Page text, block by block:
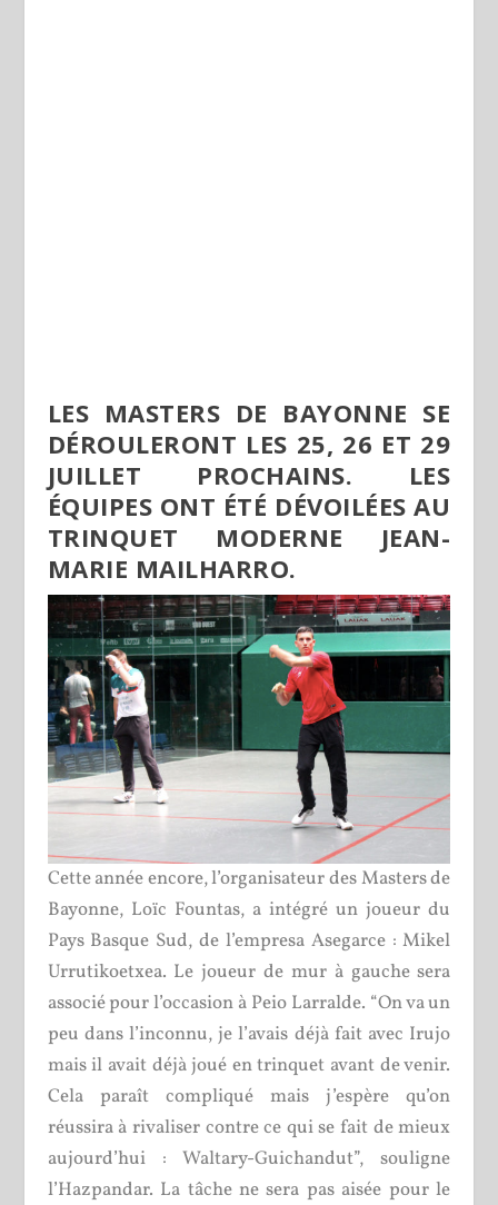
LES MASTERS DE BAYONNE SE
DÉROULERONT LES 25, 26 ET 29
JUILLET PROCHAINS. LES
ÉQUIPES ONT ÉTÉ DÉVOILÉES AU
TRINQUET MODERNE JEAN-
MARIE MAILHARRO.
Cette année encore, l’organisateur des Masters de
Bayonne, Loïc Fountas, a intégré un joueur du
Pays Basque Sud, de l’empresa Asegarce : Mikel
Urrutikoetxea. Le joueur de mur à gauche sera
associé pour l’occasion à Peio Larralde. “On va un
peu dans l’inconnu, je l’avais déjà fait avec Irujo
mais il avait déjà joué en trinquet avant de venir.
Cela paraît compliqué mais j’espère qu’on
réussira à rivaliser contre ce qui se fait de mieux
aujourd’hui : Waltary-Guichandut”, souligne
l’Hazpandar. La tâche ne sera pas aisée pour le